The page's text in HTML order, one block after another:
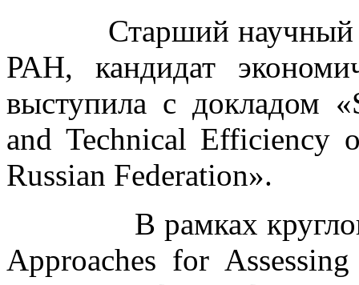
Старший научный
РАН, кандидат
выступила с докладом
and Technical Efficiency
Russian Federation».
В рамках круглого
Approaches for